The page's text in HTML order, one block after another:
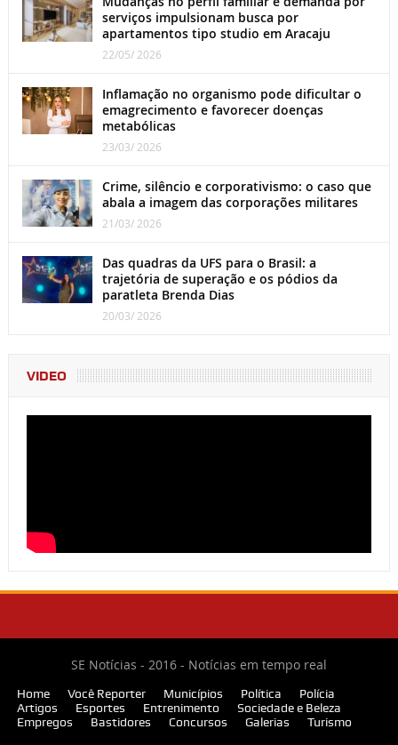
serviços impulsionam busca por
apartamentos tipo studio em Aracaju
22/05/ 2026
Inflamação no organismo pode dificultar o
emagrecimento e favorecer doenças
metabólicas
23/03/ 2026
Crime, silêncio e corporativismo: o caso que
abala a imagem das corporações militares
21/03/ 2026
Das quadras da UFS para o Brasil: a
trajetória de superação e os pódios da
paratleta Brenda Dias
20/03/ 2026
VIDEO
SE Notícias - 2016 - Notícias em tempo real
Home Você Reporter Municípios Política
Polícia
Artigos
Esportes Entrenimento
Sociedade e Beleza
Empregos
Bastidores Concursos Galerias Turismo